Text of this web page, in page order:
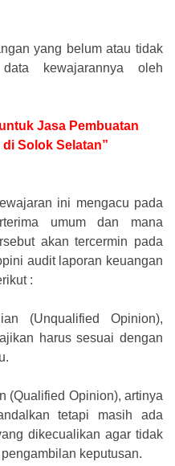
yang belum atau tidak
kewajarannya oleh
Jasa Pembuatan
Solok Selatan”
ini mengacu pada
umum dan mana
akan tercermin pada
audit laporan keuangan
:
(Unqualified Opinion),
harus sesuai dengan
(Qualified Opinion), artinya
tetapi masih ada
dikecualikan agar tidak
keputusan.